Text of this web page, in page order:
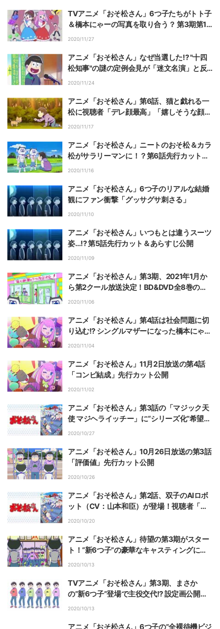
TVアニメ「おそ松さん」6つ子たちがトト子
＆橋本にゃーの写真を取り合う？ 第3期第1
クールEDテーマMVが解禁！
2020/11/27
アニメ「おそ松さん」なぜ当選した!? "十四
松知事"の謎の定例会見が「迷文名演」と反
響！関連ワードがトレンド入り
2020/11/24
アニメ「おそ松さん」第6話、猫と戯れる一
松に視聴者「デレ顔最高」「嬉しそうな顔し
てる」の声
2020/11/17
アニメ「おそ松さん」ニートのおそ松＆カラ
松がサラリーマンに！？第6話先行カット＆
あらすじ公開
2020/11/16
アニメ「おそ松さん」6つ子のリアルな結婚
観にファン衝撃「グッサグサ刺さる」
2020/11/10
アニメ「おそ松さん」いつもとは違うスーツ
姿…!? 第5話先行カット＆あらすじ公開
2020/11/09
アニメ「おそ松さん」第3期、2021年1月か
ら第2クール放送決定！BD&DVD全8巻の特
典情報も公開
2020/11/06
アニメ「おそ松さん」第4話は社会問題に切
り込む!? シングルマザーになった橋本にゃー
（CV：山下七海）に反響
2020/11/04
アニメ「おそ松さん」11月2日放送の第4話
「コンビ結成」先行カット公開
2020/11/02
アニメ「おそ松さん」第3話の「マジック天
使 マジヘライッチー」に“シリーズ化”希望の
声
2020/10/27
アニメ「おそ松さん」10月26日放送の第3話
「評価値」先行カット公開
2020/10/26
アニメ「おそ松さん」第2話、双子のAIロボ
ット（CV：山本和臣）が登場！視聴者「ダ
ークシリアスな予感……」
2020/10/20
アニメ「おそ松さん」待望の第3期がスター
ト！“新6つ子”の豪華なキャスティングに視
聴者驚き
2020/10/13
TVアニメ「おそ松さん」第3期、まさか
の”新6つ子”登場で主役交代!? 設定画公開＆
キャスト陣よりコメント到着
2020/10/13
アニメ「おそ松さん」6つ子の”全裸待機ビジ